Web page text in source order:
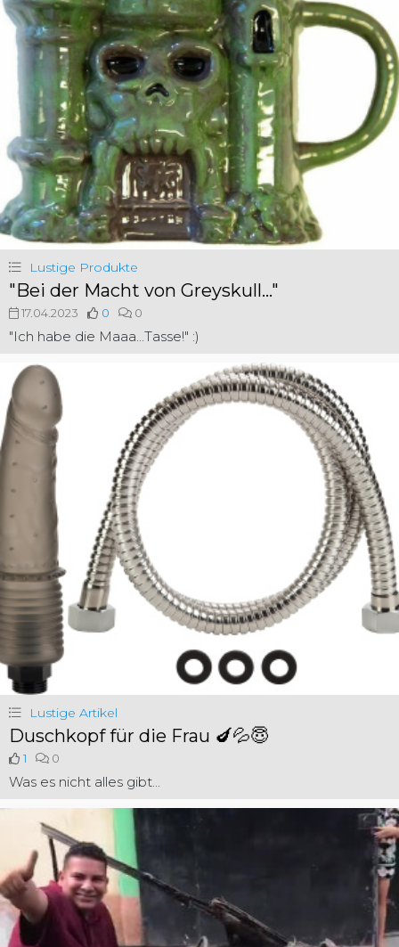
Lustige Produkte
"Bei der Macht von Greyskull..."
17.04.2023 0 0
"Ich habe die Maaa...Tasse!" :)
Lustige Artikel
Duschkopf für die Frau 🍆💦😇
1 0
Was es nicht alles gibt...